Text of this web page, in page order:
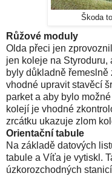
Škoda
Růžové moduly
Olda přeci jen
jen koleje na Styroduru,
byly důkladně
vhodné upravit stavěcí
parket a aby bylo
kolejí je vhodné
zrcátku ukazuje zlom
Orientační tabule
Na základě datových
tabule a Víťa je vytiskl.
úzkorozchodných